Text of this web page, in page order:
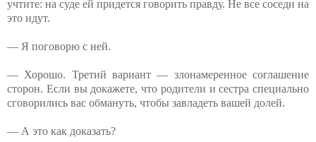
учтите: на суде ей придется говорить правду. Не все соседи на
это идут.
— Я поговорю с ней.
— Хорошо. Третий вариант — злонамеренное соглашение
сторон. Если вы докажете, что родители и сестра специально
сговорились вас обмануть, чтобы завладеть вашей долей.
— А это как доказать?